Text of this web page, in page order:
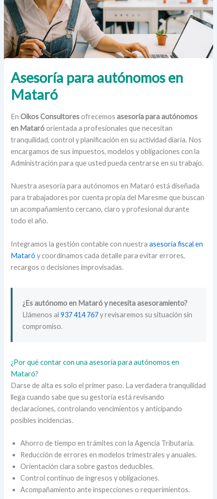
Asesoría para autónomos en
Mataró
EnOikos Consultoresofrecemosasesoría para autónomos
en Mataróorientada a profesionales que necesitan
tranquilidad, control y planificación en su actividad diaria. Nos
encargamos de sus impuestos, modelos y obligaciones con la
Administración para que usted pueda centrarse en su trabajo.
Nuestra asesoría para autónomos en Mataró está diseñada
para trabajadores por cuenta propia del Maresme que buscan
un acompañamiento cercano, claro y profesional durante
todo el año.
Integramos la gestión contable con nuestraasesoría fiscal en
Mataró y coordinamos cada detalle para evitar errores,
recargos o decisiones improvisadas.
¿Es autónomo en Mataró y necesita asesoramiento?
Llámenos al937 414 767y revisaremos su situación sin
compromiso.
¿Por qué contar con una asesoría para autónomos en
Mataró?
Darse de alta es solo el primer paso. La verdadera tranquilidad
llega cuando sabe que su gestoría está revisando
declaraciones, controlando vencimientos y anticipando
posibles incidencias.
Ahorro de tiempo en trámites con la Agencia Tributaria.
Reducción de errores en modelos trimestrales y anuales.
Orientación clara sobre gastos deducibles.
Control continuo de ingresos y obligaciones.
Acompañamiento ante inspecciones o requerimientos.